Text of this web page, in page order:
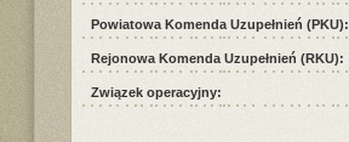
Powiatowa Komenda Uzupełnień (PKU):
Rejonowa Komenda Uzupełnień (RKU):
Związek operacyjny: